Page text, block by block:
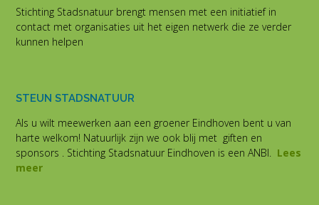
Stichting Stadsnatuur brengt mensen met een initiatief in
contact met organisaties uit het eigen netwerk die ze verder
kunnen helpen
STEUN STADSNATUUR
Als u wilt meewerken aan een groener Eindhoven bent u van
harte welkom! Natuurlijk zijn we ook blij met giften en
sponsors . Stichting Stadsnatuur Eindhoven is een ANBI. Lees
meer